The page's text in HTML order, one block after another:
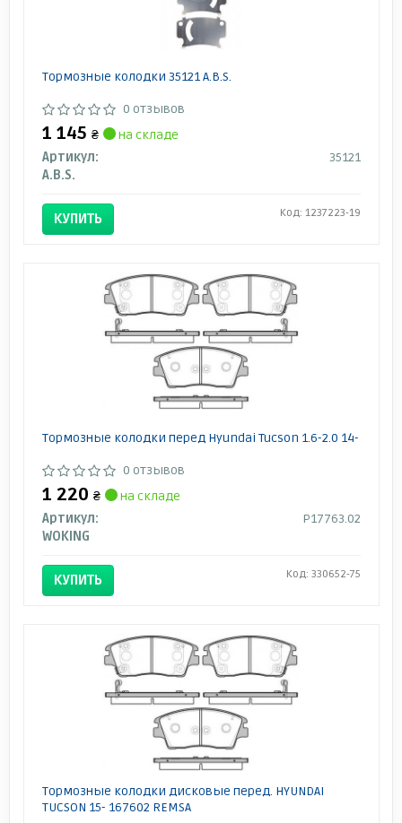
Тормозные колодки 35121 A.B.S.
0 отзывов
1 145 ₴
на складе
Артикул:
35121
A.B.S.
КУПИТЬ Код: 1237223-19
Тормозные колодки перед Hyundai Tucson 1.6-2.0 14-
0 отзывов
1 220 ₴
на складе
Артикул:
P17763.02
WOKING
КУПИТЬ Код: 330652-75
Тормозные колодки дисковые перед. HYUNDAI
TUCSON 15- 167602 REMSA